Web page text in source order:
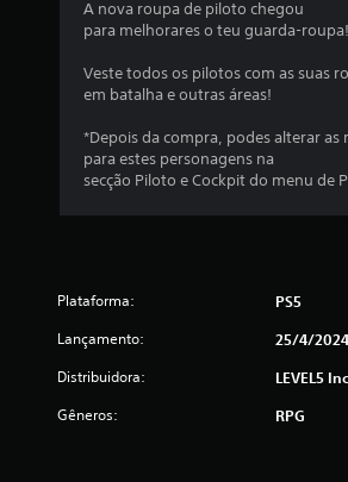
A nova roupa de piloto chegou
para melhorares o teu guarda-roupa!
Veste todos os pilotos com as suas
em batalha e outras áreas!
*Depois da compra, podes alterar as
para estes personagens na
secção Piloto e Cockpit do menu de
Plataforma: PS5
Lançamento: 25/4/2024
Distribuidora: LEVEL5
Gêneros: RPG